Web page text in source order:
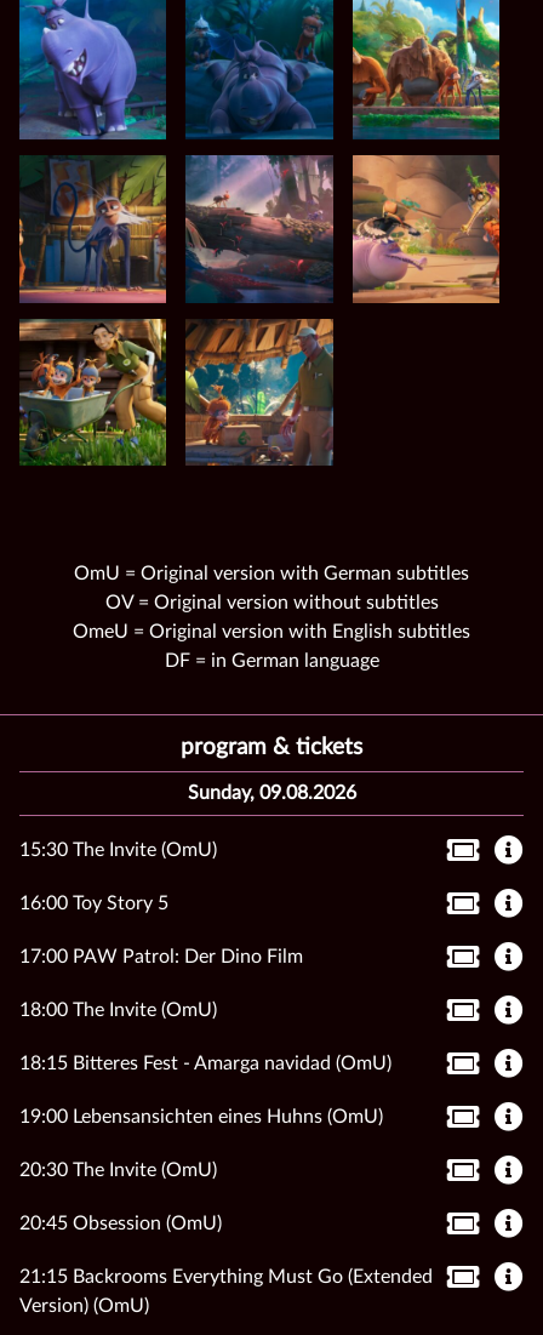
OmU = Original version with German subtitles
OV = Original version without subtitles
OmeU = Original version with English subtitles
DF = in German language
program & tickets
Sunday, 09.08.2026
15:30 The Invite (OmU)
16:00 Toy Story 5
17:00 PAW Patrol: Der Dino Film
18:00 The Invite (OmU)
18:15 Bitteres Fest - Amarga navidad (OmU)
19:00 Lebensansichten eines Huhns (OmU)
20:30 The Invite (OmU)
20:45 Obsession (OmU)
21:15 Backrooms Everything Must Go (Extended
Version) (OmU)